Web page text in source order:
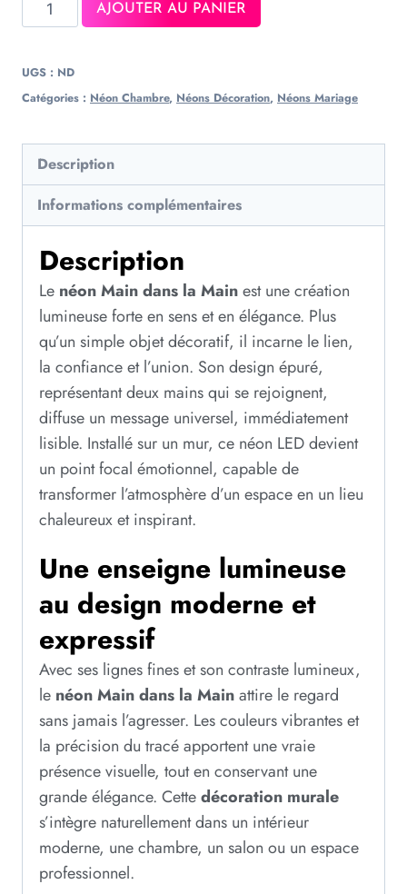
AJOUTER AU PANIER
UGS : ND
Catégories : Néon Chambre, Néons Décoration, Néons Mariage
Description
Informations complémentaires
Description
Le néon Main dans la Mainest une création
lumineuse forte en sens et en élégance. Plus
qu’un simple objet décoratif, il incarne le lien,
la confiance et l’union. Son design épuré,
représentant deux mains qui se rejoignent,
diffuse un message universel, immédiatement
lisible. Installé sur un mur, ce néon LED devient
un point focal émotionnel, capable de
transformer l’atmosphère d’un espace en un lieu
chaleureux et inspirant.
Une enseigne lumineuse
au design moderne et
expressif
Avec ses lignes fines et son contraste lumineux,
le néon Main dans la Mainattire le regard
sans jamais l’agresser. Les couleurs vibrantes et
la précision du tracé apportent une vraie
présence visuelle, tout en conservant une
grande élégance. Cettedécoration murale
s’intègre naturellement dans un intérieur
moderne, une chambre, un salon ou un espace
professionnel.